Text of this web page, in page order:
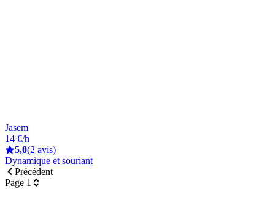
Jasem
14 €/h
5,0(2 avis)
Dynamique et souriant
Précédent
Page 1